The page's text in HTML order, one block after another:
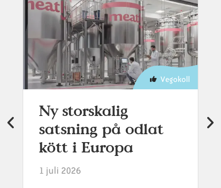
Vegokoll
Ny storskalig
satsning på odlat
kött i Europa
1 juli 2026